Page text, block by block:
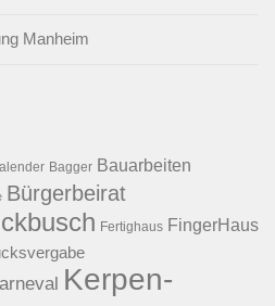
Manheim
Bagger Bauarbeiten
Bürgerbeirat
Fertighaus FingerHaus
Kerpen-